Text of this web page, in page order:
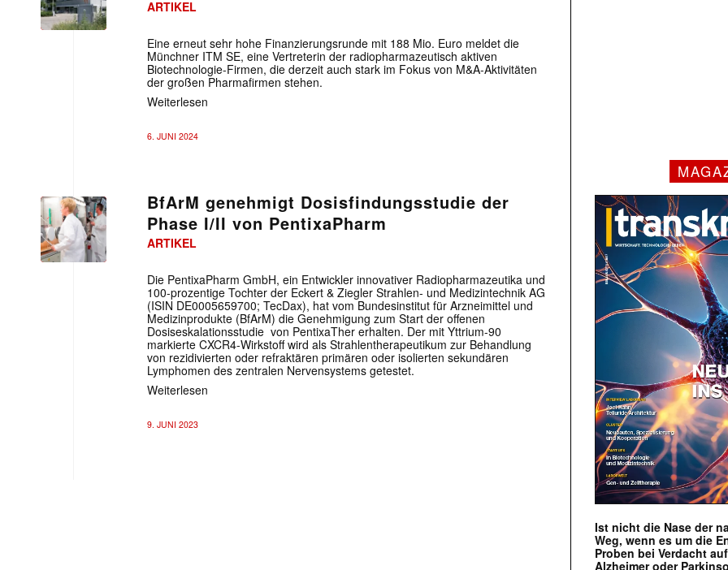
ARTIKEL
Eine erneut sehr hohe Finanzierungsrunde mit 188 Mio. Euro meldet die
Münchner ITM SE, eine Vertreterin der radiopharmazeutisch aktiven
Biotechnologie-Firmen, die derzeit auch stark im Fokus von M&A-Aktivitäten
der großen Pharmafirmen stehen.
Weiterlesen
6. JUNI 2024
BfArM genehmigt Dosisfindungsstudie der
Phase I/II von PentixaPharm
ARTIKEL
Die PentixaPharm GmbH, ein Entwickler innovativer Radiopharmazeutika und
100-prozentige Tochter der Eckert & Ziegler Strahlen- und Medizintechnik AG
(ISIN DE0005659700; TecDax), hat vom Bundesinstitut für Arzneimittel und
Medizinprodukte (BfArM) die Genehmigung zum Start der offenen
Dosiseskalationsstudie von PentixaTher erhalten. Der mit Yttrium-90
markierte CXCR4-Wirkstoff wird als Strahlentherapeutikum zur Behandlung
von rezidivierten oder refraktären primären oder isolierten sekundären
Lymphomen des zentralen Nervensystems getestet.
Weiterlesen
9. JUNI 2023
Ist nicht die Nase der
Weg, wenn es um die
Proben bei Verdacht
Alzheimer oder